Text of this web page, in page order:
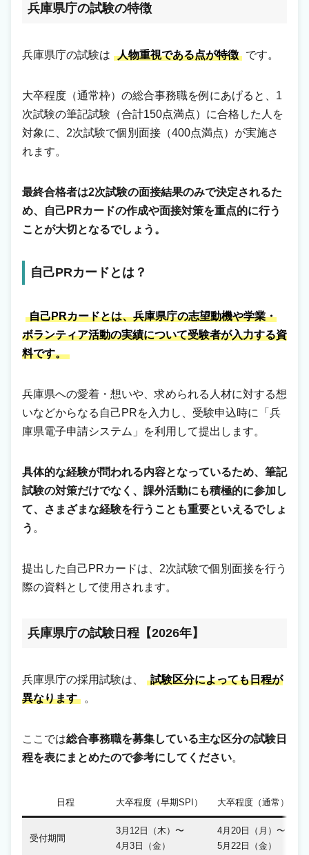
兵庫県庁の試験の特徴
兵庫県庁の試験は 人物重視である点が特徴 です。
大卒程度（通常枠）の総合事務職を例にあげると、1
次試験の筆記試験（合計150点満点）に合格した人を
対象に、2次試験で個別面接（400点満点）が実施さ
れます。
最終合格者は2次試験の面接結果のみで決定されるた
め、自己PRカードの作成や面接対策を重点的に行う
ことが大切となるでしょう。
自己PRカードとは？
自己PRカードとは、兵庫県庁の志望動機や学業・
ボランティア活動の実績について受験者が入力する資
料です。
兵庫県への愛着・想いや、求められる人材に対する想
いなどからなる自己PRを入力し、受験申込時に「兵
庫県電子申請システム」を利用して提出します。
具体的な経験が問われる内容となっているため、筆記
試験の対策だけでなく、課外活動にも積極的に参加し
て、さまざまな経験を行うことも重要といえるでしょ
う 。
提出した自己PRカードは、2次試験で個別面接を行う
際の資料として使用されます。
兵庫県庁の試験日程 【2026年】
兵庫県庁の採用試験は、
試験区分によっても日程が
異なります
。
ここでは総合事務職を募集している主な区分の試験日
程を表にまとめたので参考にしてください。
日程 大卒程度（早期SPI） 大卒程度（通常）
受付期間
3月12日（木）〜
4月3日（金）
4月20日（月）〜
5月22日（金）